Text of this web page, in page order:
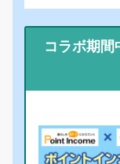
コラボ期間